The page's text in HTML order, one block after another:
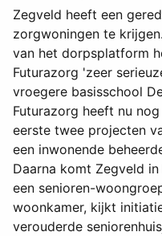
Zegveld heeft een
zorgwoningen te
van het dorpsplatform
Futurazorg 'zeer
vroegere basisschool
Futurazorg heeft nu
eerste twee projecten
een inwonende
Daarna komt Zegveld
een senioren-
woonkamer, kijkt
verouderde